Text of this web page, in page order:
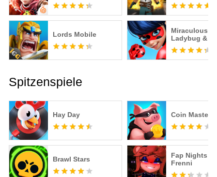
Lords Mobile
Miraculous
Ladybug &
– Offizielles
Spitzenspiele
Hay Day
Brawl Stars
Coin Master
Fap Nights at
Frenni